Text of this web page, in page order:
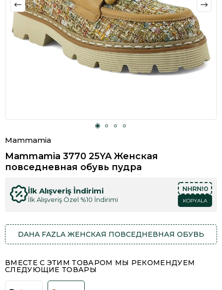
Mammamia
Mammamia 3770 25YA Женская
повседневная обувь пудра
İlk Alışveriş İndirimi
İlk Alışveriş Özel %10 İndirimi
NHRN!0
KOPYALA
DAHA FAZLA ЖЕНСКАЯ ПОВСЕДНЕВНАЯ ОБУВЬ
ВМЕСТЕ С ЭТИМ ТОВАРОМ МЫ РЕКОМЕНДУЕМ
СЛЕДУЮЩИЕ ТОВАРЫ